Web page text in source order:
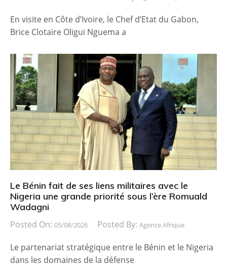
En visite en Côte d’Ivoire, le Chef d’Etat du Gabon,
Brice Clotaire Oligui Nguema a
Le Bénin fait de ses liens militaires avec le
Nigeria une grande priorité sous l’ère Romuald
Wadagni
Posted On: 05/08/2026 Posted By: Agence Afrique
Le partenariat stratégique entre le Bénin et le Nigeria
dans les domaines de la défense